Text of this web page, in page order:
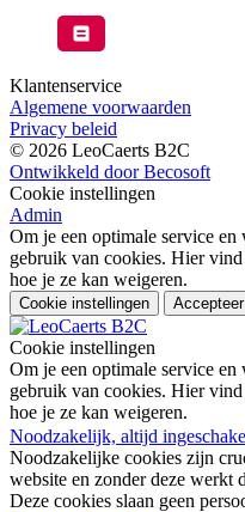
Klantenservice
Algemene voorwaarden
Privacy beleid
© 2026 LeoCaerts B2C
Ontwikkeld door Becosoft
Cookie instellingen
Admin
Om je een optimale service
gebruik van cookies. Hier
hoe je ze kan weigeren.
Cookie instellingen
Cookie instellingen
Om je een optimale service
gebruik van cookies. Hier
hoe je ze kan weigeren.
Noodzakelijk, altijd
Noodzakelijke cookies zijn
website en zonder deze werkt
Deze cookies slaan geen